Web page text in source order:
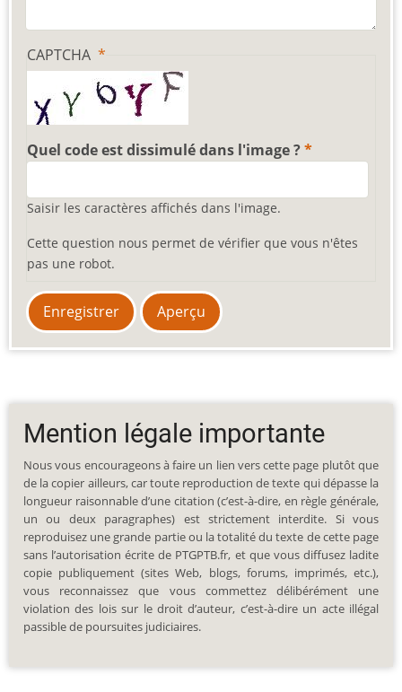
CAPTCHA
Quel code est dissimulé dans l'image ?
Saisir les caractères affichés dans l'image.
Cette question nous permet de vérifier que vous n'êtes
pas une robot.
Mention légale importante
Nous vous encourageons à faire un lien vers cette page plutôt que
de la copier ailleurs, car toute reproduction de texte qui dépasse la
longueur raisonnable d’une citation (c’est-à-dire, en règle générale,
un ou deux paragraphes) est strictement interdite. Si vous
reproduisez une grande partie ou la totalité du texte de cette page
sans l’autorisation écrite de PTGPTB.fr, et que vous diffusez ladite
copie publiquement (sites Web, blogs, forums, imprimés, etc.),
vous reconnaissez que vous commettez délibérément une
violation des lois sur le droit d’auteur, c’est-à-dire un acte illégal
passible de poursuites judiciaires.